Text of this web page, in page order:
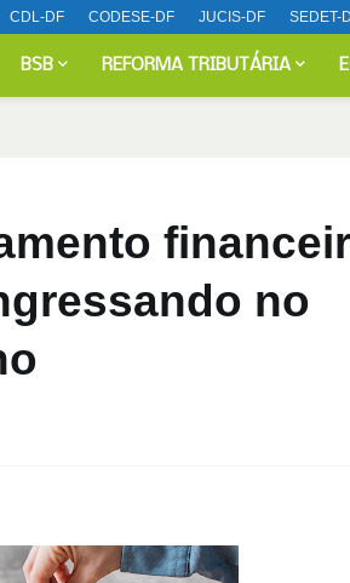
CDL-DF CODESE-DF JUCIS-DF SEDET-
BSB REFORMA TRIBUTÁRIA
no